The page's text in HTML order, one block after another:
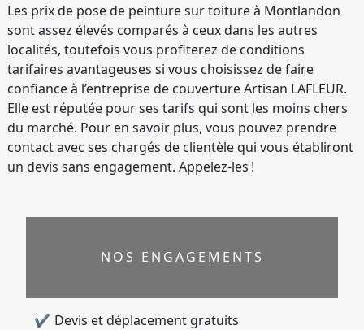
Les prix de pose de peinture sur toiture à Montlandon
sont assez élevés comparés à ceux dans les autres
localités, toutefois vous profiterez de conditions
tarifaires avantageuses si vous choisissez de faire
confiance à l’entreprise de couverture Artisan LAFLEUR.
Elle est réputée pour ses tarifs qui sont les moins chers
du marché. Pour en savoir plus, vous pouvez prendre
contact avec ses chargés de clientèle qui vous établiront
un devis sans engagement. Appelez-les !
NOS ENGAGEMENTS
Devis et déplacement gratuits